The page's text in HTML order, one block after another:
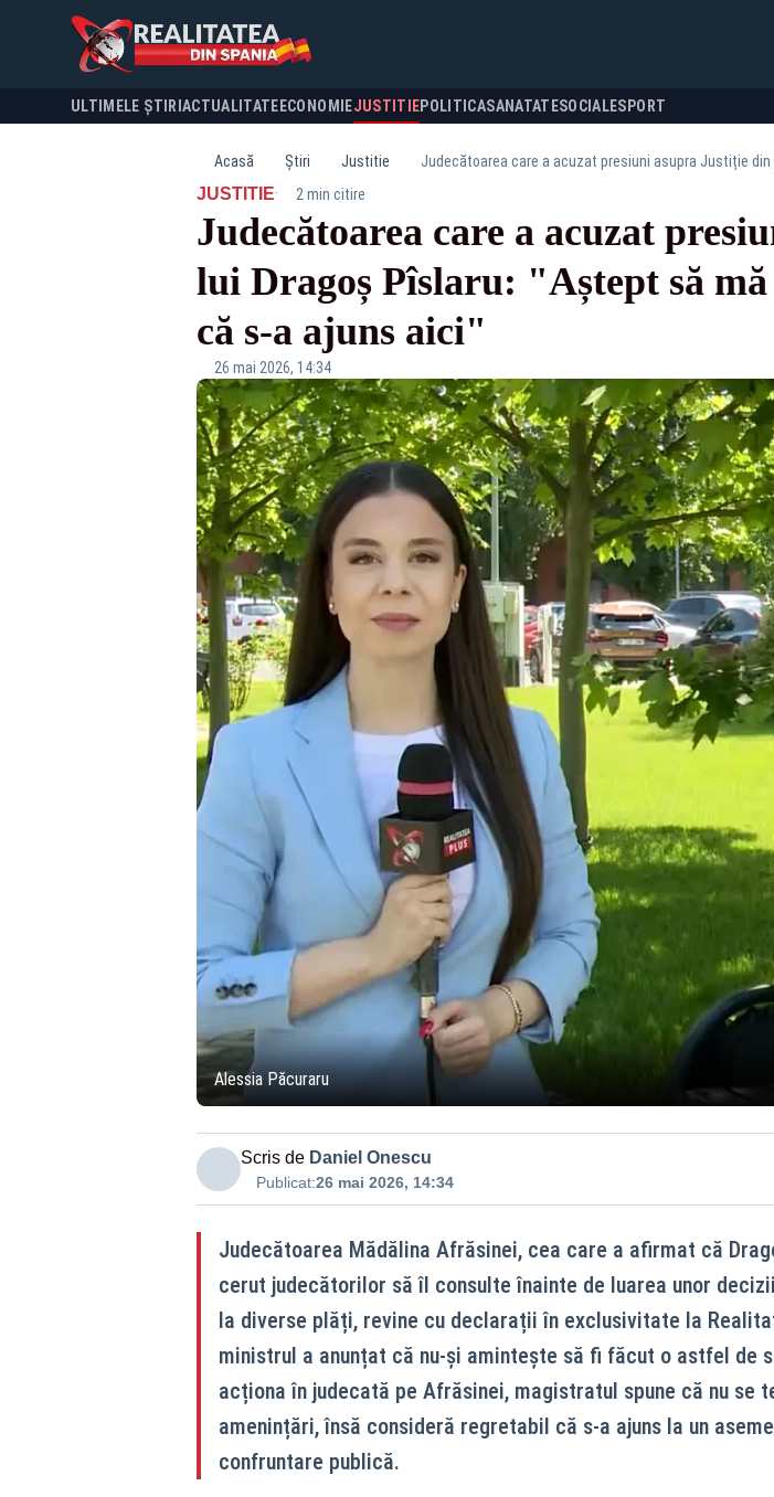
ULTIMELE ȘTIRI ACTUALITATE ECONOMIEJUSTITIEPOLITICASANATATESOCIALESPORT
Acasă Știri Justitie
JUSTITIE· 2 min citire
Judecătoarea care a acuzat
lui Dragoș Pîslaru: "Aștept să
că s-a ajuns aici"
26 mai 2026, 14:34
Alessia Păcuraru
Scris de Daniel Onescu
Publicat:26 mai 2026, 14:34
Judecătoarea Mădălina Afrăsinei, cea care a afirmat că
cerut judecătorilor să îl consulte înainte de luarea unor
la diverse plăți, revine cu declarații în exclusivitate la
ministrul a anunțat că nu-și amintește să fi făcut o astfel de
acționa în judecată pe Afrăsinei, magistratul spune că nu se
amenințări, însă consideră regretabil că s-a ajuns la un
confruntare publică.